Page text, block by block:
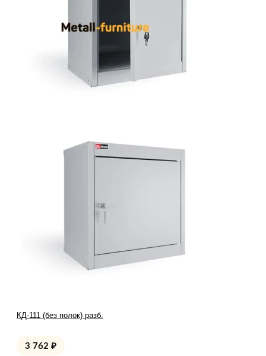
КД-111 (без полок) разб.
3 762 ₽